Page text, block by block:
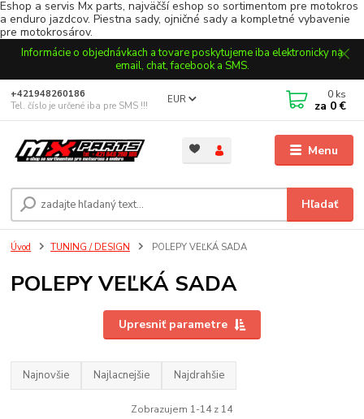
Eshop a servis Mx parts, najväčší eshop so sortimentom pre motokros
a enduro jazdcov. Piestna sady, ojničné sady a kompletné vybavenie
pre motokrosárov.
Informácie o objednávkach a tovare poskytujeme iba elektronicky na
email, chat, facebook a SMS.
Menu
EUR
Hľadať
+421948260186
Tel. číslo je určené iba pre SMS !!!
0 ks
za 0 €
Úvod TUNING / DESIGN POLEPY VEĽKÁ SADA
POLEPY VEĽKÁ SADA
Upresniť parametre
Najnovšie Najlacnejšie Najdrahšie
Zobrazujem 1-14 z 14